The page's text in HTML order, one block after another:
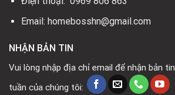
Email: homebosshn@gmail.com
NHẬN BẢN TIN
Vui lòng nhập địa chỉ email để nhận bản
tuần của chúng tôi: